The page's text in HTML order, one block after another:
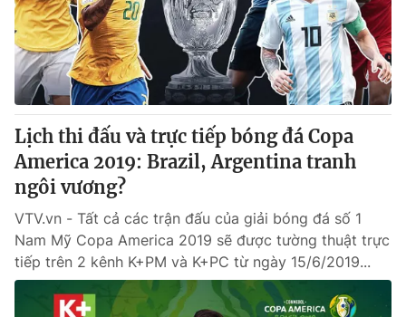
Thị trường
Tư vấn
Lịch phát sóng
Chuyên mục khác
Emagazine Podcast
Photo Infographic
Video Shorts video
VTV Money VTV Thể thao
Lịch thi đấu và trực tiếp bóng đá Copa
America 2019: Brazil, Argentina tranh
ngôi vương?
VTV.vn - Tất cả các trận đấu của giải bóng đá số 1
Nam Mỹ Copa America 2019 sẽ được tường thuật trực
tiếp trên 2 kênh K+PM và K+PC từ ngày 15/6/2019...